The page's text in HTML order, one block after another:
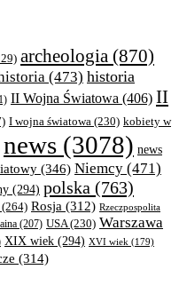
archeologia (870)
(473) historia
II Wojna Światowa (406) II
I wojna światowa (230) kobiety w
news (3078) news
(346) Niemcy (471)
(294) polska (763)
(264) Rosja (312) Rzeczpospolita
(207) USA(230) Warszawa
XIX wiek (294) XVI wiek (179)
(314)